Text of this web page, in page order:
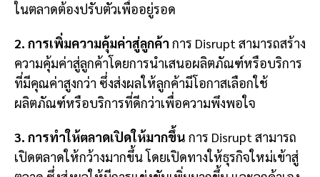
ในตลาดต้องปรับตัวเพื่ออยู่รอด
2. การเพิ่มความคุ้มค่าสู่ลูกค้า การ Disrupt สามารถสร้าง
ความคุ้มค่าสู่ลูกค้าโดยการนำเสนอผลิตภัณฑ์หรือบริการ
ที่มีคุณค่าสูงกว่า ซึ่งส่งผลให้ลูกค้ามีโอกาสเลือกใช้
ผลิตภัณฑ์หรือบริการที่ดีกว่าเพื่อความพึงพอใจ
3. การทำให้ตลาดเปิดให้มากขึ้น การ Disrupt สามารถ
เปิดตลาดให้กว้างมากขึ้น โดยเปิดทางให้ธุรกิจใหม่เข้าสู่